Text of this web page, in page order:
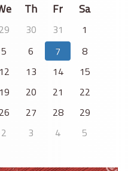
Th Fr Sa
29 30 31
1
5 6 7
8
12 13 14
15
19 20 21
22
26 27 28
29
2 3 4 5